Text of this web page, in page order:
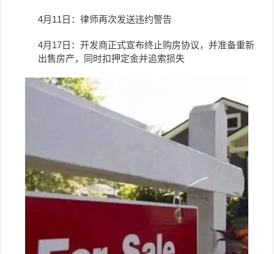
4月11日：律师再次发送违约警告
4月17日：开发商正式宣布终止购房协议，并准备重新
出售房产，同时扣押定金并追索损失